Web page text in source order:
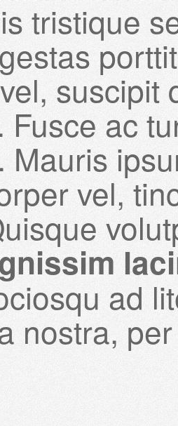
tristique
suscipit
Fusce ac
Mauris
vel,
ad
nostra,